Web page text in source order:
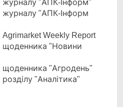
журналу "АПК-Інформ"
журналу "АПК-Інформ
Weekly Report
щоденника "Новини
щоденника "Агродень"
"Аналітика"